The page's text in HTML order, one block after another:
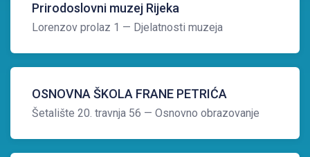
Prirodoslovni muzej Rijeka
Lorenzov prolaz 1 — Djelatnosti muzeja
OSNOVNA ŠKOLA FRANE PETRIĆA
Šetalište 20. travnja 56 — Osnovno obrazovanje